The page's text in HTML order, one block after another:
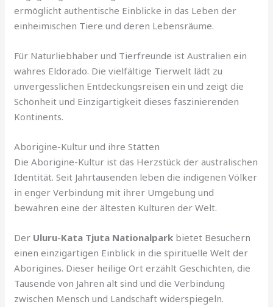
ermöglicht authentische Einblicke in das Leben der
einheimischen Tiere und deren Lebensräume.
Für Naturliebhaber und Tierfreunde ist Australien ein
wahres Eldorado. Die vielfältige Tierwelt lädt zu
unvergesslichen Entdeckungsreisen ein und zeigt die
Schönheit und Einzigartigkeit dieses faszinierenden
Kontinents.
Aborigine-Kultur und ihre Stätten
Die Aborigine-Kultur ist das Herzstück der australischen
Identität. Seit Jahrtausenden leben die indigenen Völker
in enger Verbindung mit ihrer Umgebung und
bewahren eine der ältesten Kulturen der Welt.
Der Uluru-Kata Tjuta Nationalpark bietet Besuchern
einen einzigartigen Einblick in die spirituelle Welt der
Aborigines. Dieser heilige Ort erzählt Geschichten, die
Tausende von Jahren alt sind und die Verbindung
zwischen Mensch und Landschaft widerspiegeln.